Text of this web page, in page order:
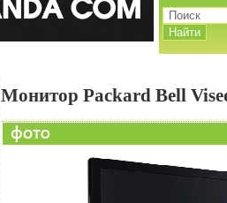
Монитор Packard Bell